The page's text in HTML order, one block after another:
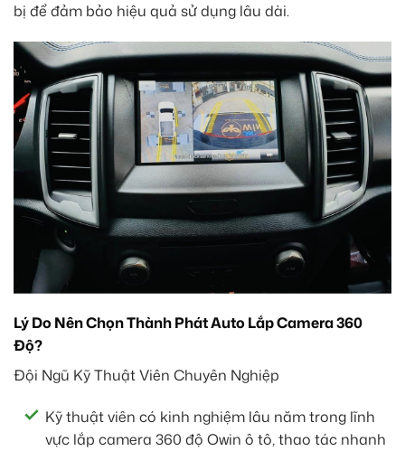
bị để đảm bảo hiệu quả sử dụng lâu dài.
Lý Do Nên Chọn Thành Phát Auto Lắp Camera 360
Độ?
Đội Ngũ Kỹ Thuật Viên Chuyên Nghiệp
Kỹ thuật viên có kinh nghiệm lâu năm trong lĩnh
vực lắp camera 360 độ Owin ô tô, thao tác nhanh